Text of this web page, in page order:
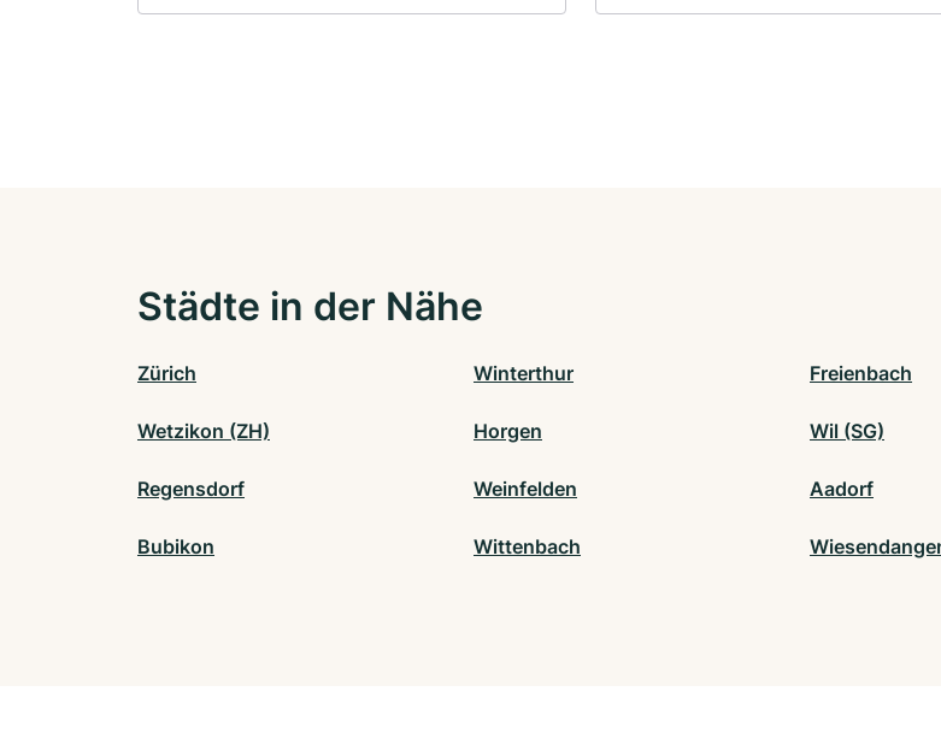
Städte in der Nähe
Zürich Winterthur Freienbach
Wetzikon (ZH) Horgen Wil (SG)
Regensdorf Weinfelden Aadorf
Bubikon Wittenbach